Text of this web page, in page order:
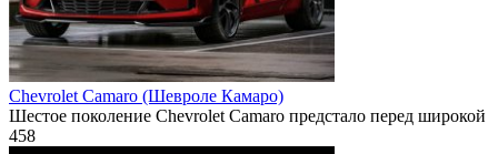
Chevrolet Camaro (Шевроле Камаро)
Шестое поколение Chevrolet Camaro предстало перед широкой
458